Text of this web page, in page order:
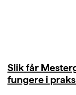
Slik får
fungere i